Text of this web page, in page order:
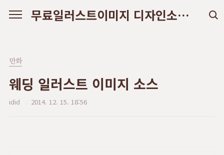
무료일러스트이미지 디자인소스 다운로드
만화
웨딩 일러스트 이미지 소스
idid 2014. 12. 15. 18:56